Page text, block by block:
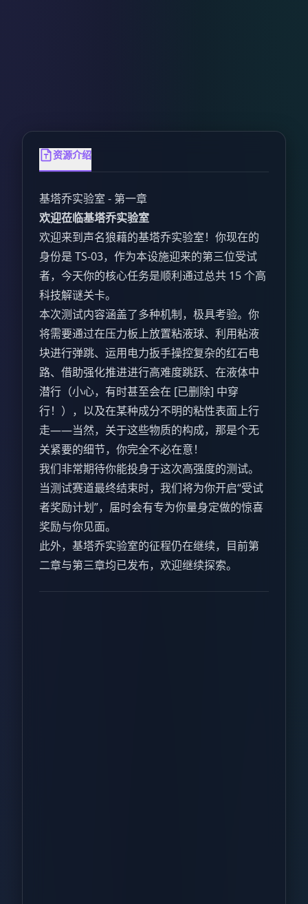
资源介绍
基塔乔实验室 - 第一章
欢迎莅临基塔乔实验室
欢迎来到声名狼藉的基塔乔实验室！你现在的
身份是 TS-03，作为本设施迎来的第三位受试
者，今天你的核心任务是顺利通过总共 15 个高
科技解谜关卡。
本次测试内容涵盖了多种机制，极具考验。你
将需要通过在压力板上放置粘液球、利用粘液
块进行弹跳、运用电力扳手操控复杂的红石电
路、借助强化推进进行高难度跳跃、在液体中
潜行（小心，有时甚至会在 [已删除] 中穿
行！），以及在某种成分不明的粘性表面上行
走——当然，关于这些物质的构成，那是个无
关紧要的细节，你完全不必在意！
我们非常期待你能投身于这次高强度的测试。
当测试赛道最终结束时，我们将为你开启“受试
者奖励计划”，届时会有专为你量身定做的惊喜
奖励与你见面。
此外，基塔乔实验室的征程仍在继续，目前第
二章与第三章均已发布，欢迎继续探索。